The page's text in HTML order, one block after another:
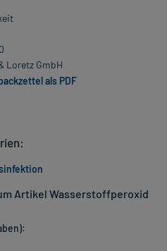
Loretz GmbH
als PDF
Artikel Wasserstoffperoxid